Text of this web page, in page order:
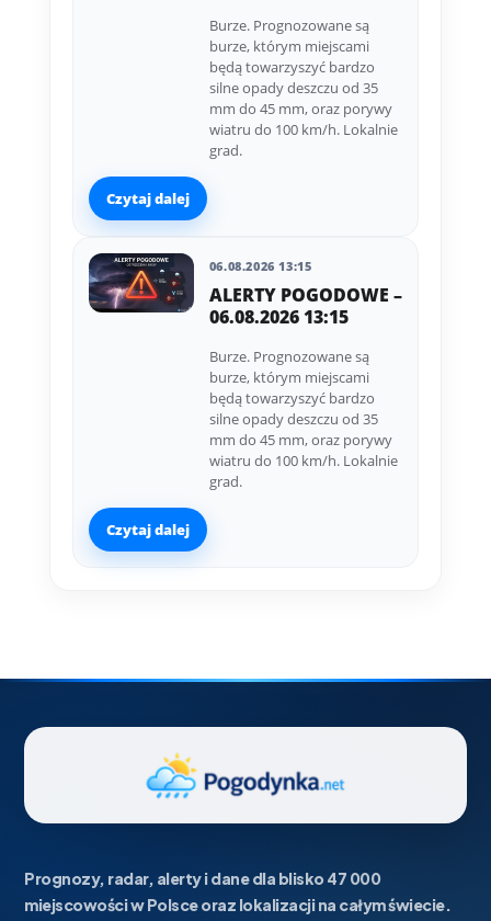
Burze. Prognozowane są
burze, którym miejscami
będą towarzyszyć bardzo
silne opady deszczu od 35
mm do 45 mm, oraz porywy
wiatru do 100 km/h. Lokalnie
grad.
Czytaj dalej
06.08.2026 13:15
ALERTY POGODOWE –
06.08.2026 13:15
Burze. Prognozowane są
burze, którym miejscami
będą towarzyszyć bardzo
silne opady deszczu od 35
mm do 45 mm, oraz porywy
wiatru do 100 km/h. Lokalnie
grad.
Czytaj dalej
Prognozy, radar, alerty i dane dla blisko 47 000
miejscowości w Polsce oraz lokalizacji na całym świecie.